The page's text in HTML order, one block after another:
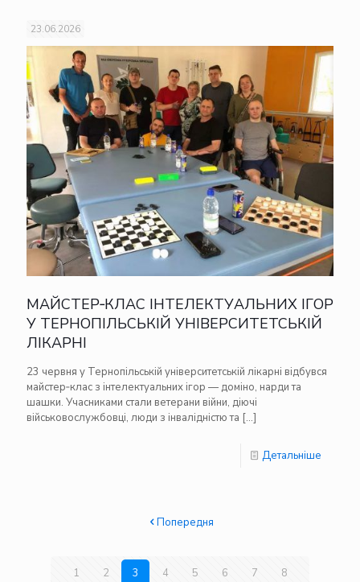
23.06.2026
МАЙСТЕР‑КЛАС ІНТЕЛЕКТУАЛЬНИХ ІГОР
У ТЕРНОПІЛЬСЬКІЙ УНІВЕРСИТЕТСЬКІЙ
ЛІКАРНІ
23 червня у Тернопільській університетській лікарні відбувся
майстер‑клас з інтелектуальних ігор — доміно, нарди та
шашки. Учасниками стали ветерани війни, діючі
військовослужбовці, люди з інвалідністю та […]
Детальніше
Попередня
1 2 3 4 5 6 7
8